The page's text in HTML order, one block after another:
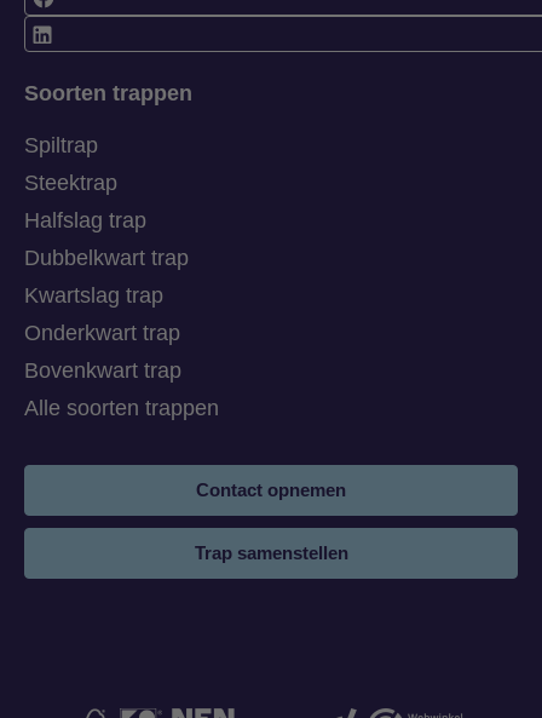
Soorten trappen
Spiltrap
Steektrap
Halfslag trap
Dubbelkwart trap
Kwartslag trap
Onderkwart trap
Bovenkwart trap
Alle soorten trappen
Contact opnemen
Trap samenstellen